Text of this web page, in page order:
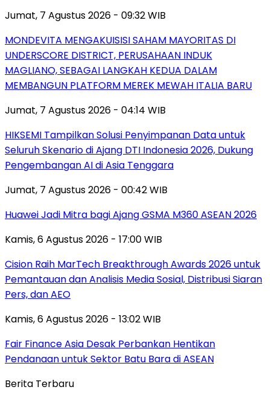
Jumat, 7 Agustus 2026 - 09:32 WIB
MONDEVITA MENGAKUISISI SAHAM MAYORITAS DI
UNDERSCORE DISTRICT, PERUSAHAAN INDUK
MAGLIANO, SEBAGAI LANGKAH KEDUA DALAM
MEMBANGUN PLATFORM MEREK MEWAH ITALIA BARU
Jumat, 7 Agustus 2026 - 04:14 WIB
HIKSEMI Tampilkan Solusi Penyimpanan Data untuk
Seluruh Skenario di Ajang DTI Indonesia 2026, Dukung
Pengembangan AI di Asia Tenggara
Jumat, 7 Agustus 2026 - 00:42 WIB
Huawei Jadi Mitra bagi Ajang GSMA M360 ASEAN 2026
Kamis, 6 Agustus 2026 - 17:00 WIB
Cision Raih MarTech Breakthrough Awards 2026 untuk
Pemantauan dan Analisis Media Sosial, Distribusi Siaran
Pers, dan AEO
Kamis, 6 Agustus 2026 - 13:02 WIB
Fair Finance Asia Desak Perbankan Hentikan
Pendanaan untuk Sektor Batu Bara di ASEAN
Berita Terbaru